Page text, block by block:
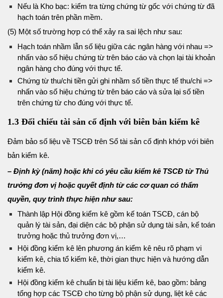
Nếu là Kho bạc: kiểm tra từng chứng từ gốc với chứng từ đã
hạch toán trên phần mềm.
(5) Một số trường hợp có thể xảy ra sai lệch như sau:
Hạch toán nhầm lẫn số liệu giữa các ngân hàng với nhau =>
nhấn vào số hiệu chứng từ trên báo cáo và chọn lại tài khoản
ngân hàng cho đúng với thực tế.
Chứng từ thu/chi tiền gửi ghi nhầm số tiền thực tế thu/chi =>
nhấn vào số hiệu chứng từ trên báo cáo và sửa lại số tiền
trên chứng từ cho đúng với thực tế.
1.3 Đối chiếu tài sản cố định với biên bản kiểm kê
Đảm bảo số liệu về TSCĐ trên Sổ tài sản cố định khớp với biên
bản kiểm kê.
– Định kỳ (năm) hoặc khi có yêu cầu kiểm kê TSCĐ từ Thủ
trưởng đơn vị hoặc quyết định từ các cơ quan có thẩm
quyền, quy trình thực hiện như sau:
Thành lập Hội đồng kiểm kê gồm kế toán TSCĐ, cán bộ
quản lý tài sản, đại diện các bộ phận sử dụng tài sản, kế toán
trưởng hoặc thủ trưởng đơn vị,…
Hội đồng kiểm kê lên phương án kiểm kê nêu rõ phạm vi
kiểm kê, chia tổ kiếm kê, thời gian thực hiện và hướng dẫn
kiểm kê.
Hội đồng kiểm kê chuẩn bị tài liệu kiểm kê, bao gồm: bảng
tổng hợp các TSCĐ cho từng bộ phận sử dụng, liệt kê các